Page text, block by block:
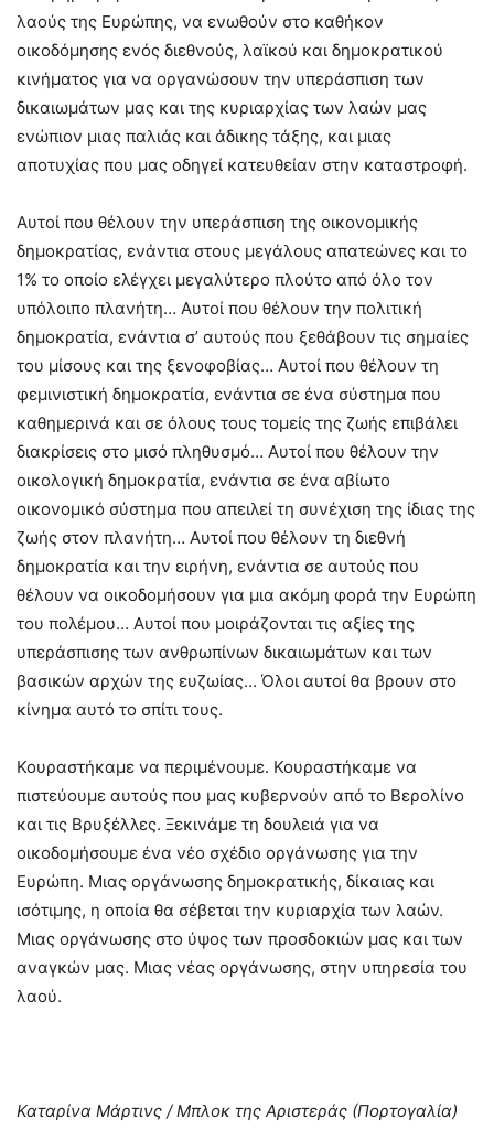
λαούς της Ευρώπης, να ενωθούν στο καθήκον
οικοδόμησης ενός διεθνούς, λαϊκού και δημοκρατικού
κινήματος για να οργανώσουν την υπεράσπιση των
δικαιωμάτων μας και της κυριαρχίας των λαών μας
ενώπιον μιας παλιάς και άδικης τάξης, και μιας
αποτυχίας που μας οδηγεί κατευθείαν στην καταστροφή.
Αυτοί που θέλουν την υπεράσπιση της οικονομικής
δημοκρατίας, ενάντια στους μεγάλους απατεώνες και το
1% το οποίο ελέγχει μεγαλύτερο πλούτο από όλο τον
υπόλοιπο πλανήτη… Αυτοί που θέλουν την πολιτική
δημοκρατία, ενάντια σ’ αυτούς που ξεθάβουν τις σημαίες
του μίσους και της ξενοφοβίας… Αυτοί που θέλουν τη
φεμινιστική δημοκρατία, ενάντια σε ένα σύστημα που
καθημερινά και σε όλους τους τομείς της ζωής επιβάλει
διακρίσεις στο μισό πληθυσμό… Αυτοί που θέλουν την
οικολογική δημοκρατία, ενάντια σε ένα αβίωτο
οικονομικό σύστημα που απειλεί τη συνέχιση της ίδιας της
ζωής στον πλανήτη… Αυτοί που θέλουν τη διεθνή
δημοκρατία και την ειρήνη, ενάντια σε αυτούς που
θέλουν να οικοδομήσουν για μια ακόμη φορά την Ευρώπη
του πολέμου… Αυτοί που μοιράζονται τις αξίες της
υπεράσπισης των ανθρωπίνων δικαιωμάτων και των
βασικών αρχών της ευζωίας… Όλοι αυτοί θα βρουν στο
κίνημα αυτό το σπίτι τους.
Κουραστήκαμε να περιμένουμε. Κουραστήκαμε να
πιστεύουμε αυτούς που μας κυβερνούν από το Βερολίνο
και τις Βρυξέλλες. Ξεκινάμε τη δουλειά για να
οικοδομήσουμε ένα νέο σχέδιο οργάνωσης για την
Ευρώπη. Μιας οργάνωσης δημοκρατικής, δίκαιας και
ισότιμης, η οποία θα σέβεται την κυριαρχία των λαών.
Μιας οργάνωσης στο ύψος των προσδοκιών μας και των
αναγκών μας. Μιας νέας οργάνωσης, στην υπηρεσία του
λαού.
Καταρίνα Μάρτινς / Μπλοκ της Αριστεράς (Πορτογαλία)